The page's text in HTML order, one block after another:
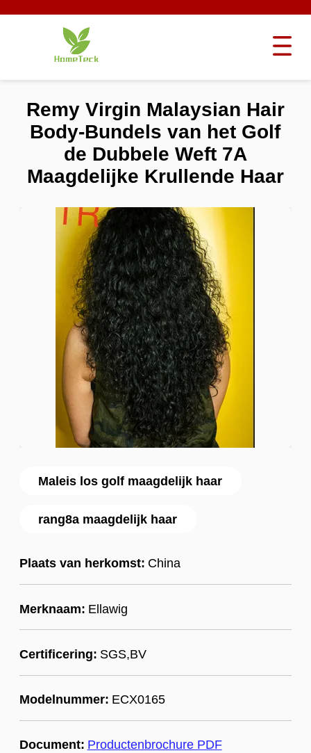
Maleis los golf maagdelijk haar
rang8a maagdelijk haar
Plaats van herkomst: China
Merknaam: Ellawig
Certificering: SGS,BV
Modelnummer: ECX0165
Document: Productenbrochure PDF
Remy Virgin Malaysian Hair
Body-Bundels van het Golf
de Dubbele Weft 7A
Maagdelijke Krullende Haar